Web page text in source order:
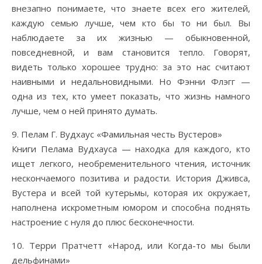
внезапно понимаете, что знаете всех его жителей,
каждую семью лучше, чем кто бы то ни был. Вы
наблюдаете за их жизнью — обыкновенной,
повседневной, и вам становится тепло. Говорят,
видеть только хорошее трудно: за это нас считают
наивными и недальновидными. Но Фэнни Флэгг —
одна из тех, кто умеет показать, что жизнь намного
лучше, чем о ней принято думать.
9. Пелам Г. Вудхаус «Фамильная честь Вустеров»
Книги Пелама Вудхауса — находка для каждого, кто
ищет легкого, необременительного чтения, источник
нескончаемого позитива и радости. История Дживса,
Вустера и всей той кутерьмы, которая их окружает,
наполнена искрометным юмором и способна поднять
настроение с нуля до плюс бесконечности.
10. Терри Пратчетт «Народ, или Когда-то мы были
дельфинами»